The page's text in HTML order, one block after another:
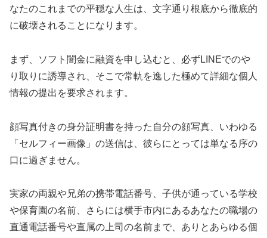
なたのこれまでの平穏な人生は、文字通り根底から徹底的
に破壊されることになります。
まず、ソフト闇金に融資を申し込むと、必ずLINEでのや
り取りに誘導され、そこで常軌を逸した極めて詳細な個人
情報の提出を要求されます。
顔写真付きの身分証明書を持った自分の顔写真、いわゆる
「セルフィー画像」の送信は、彼らにとっては単なる序の
口に過ぎません。
実家の両親や兄弟の携帯電話番号、子供が通っている学校
や保育園の名前、さらには横手市内にあるあなたの職場の
直通電話番号や直属の上司の名前まで、ありとあらゆる個